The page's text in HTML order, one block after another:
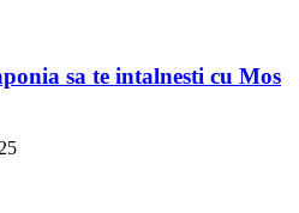
sa te intalnesti cu Mos